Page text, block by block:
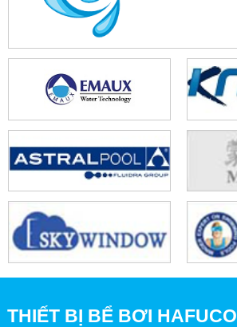
THIẾT BỊ BỂ BƠI HAFUCO